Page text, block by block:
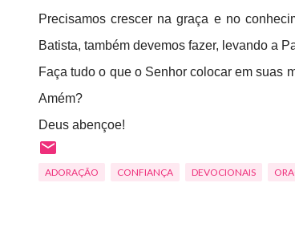
Precisamos crescer na graça e no
Batista, também devemos fazer, levando a
Faça tudo o que o Senhor colocar em suas
Amém?
Deus abençoe!
ADORAÇÃO CONFIANÇA DEVOCIONAIS